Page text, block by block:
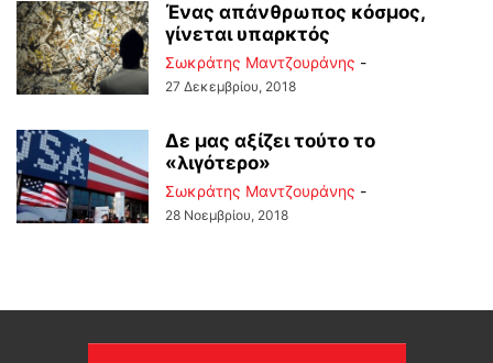
Ένας απάνθρωπος κόσμος,
γίνεται υπαρκτός
Σωκράτης Μαντζουράνης -
27 Δεκεμβρίου, 2018
Δε μας αξίζει τούτο το
«λιγότερο»
Σωκράτης Μαντζουράνης -
28 Νοεμβρίου, 2018